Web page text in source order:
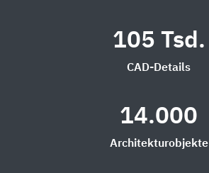
105 Tsd.
CAD-Details
14.000
Architekturobjekte